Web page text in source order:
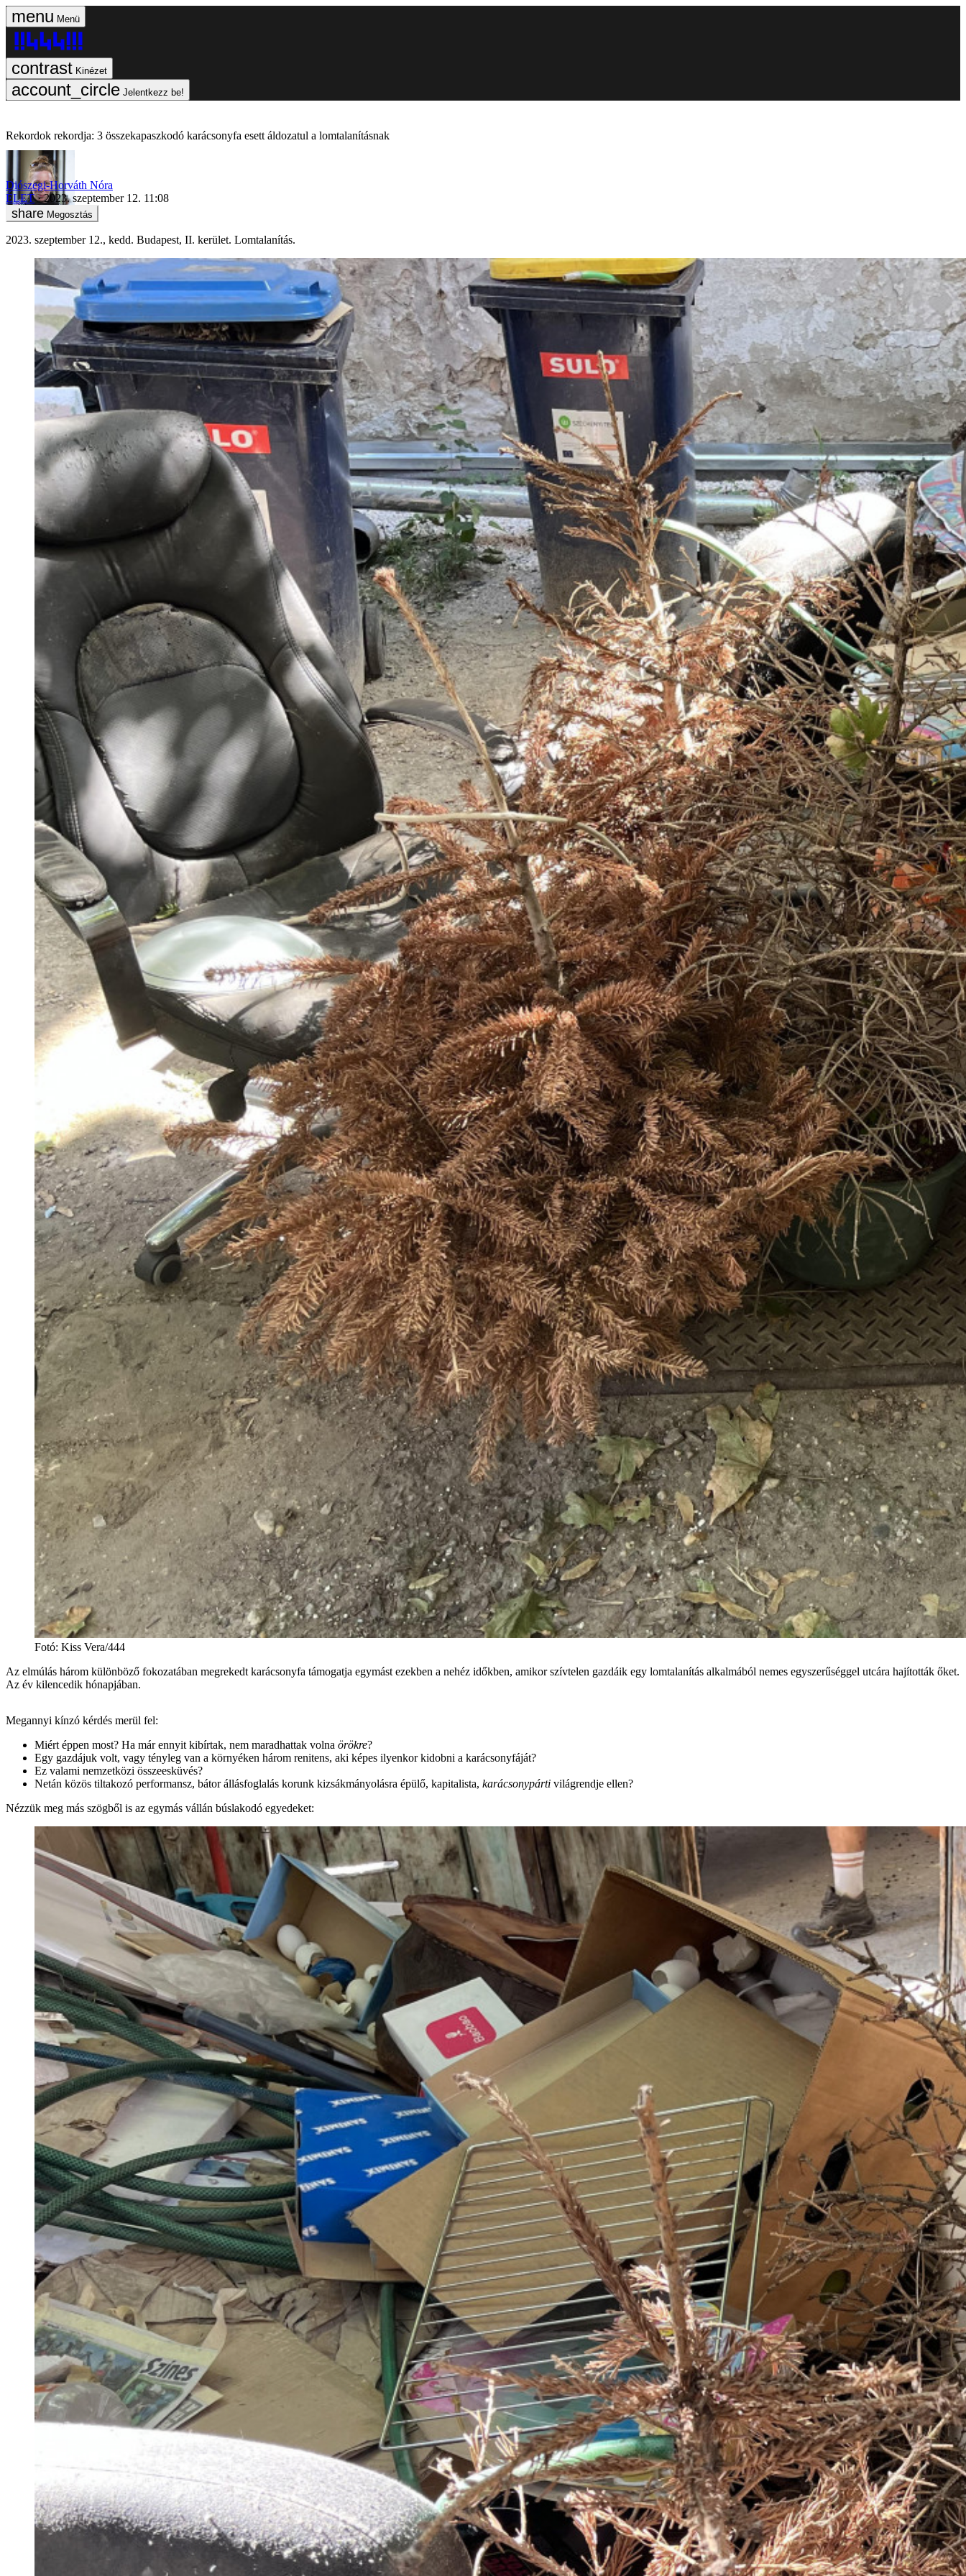
Menü
Kinézet
Jelentkezz be!
Rekordok rekordja: 3 összekapaszkodó karácsonyfa esett áldozatul a lomtalanításnak
Diószegi-Horváth Nóra
ÉLET
2023. szeptember 12. 11:08
Megosztás
2023. szeptember 12., kedd. Budapest, II. kerület. Lomtalanítás.
Fotó: Kiss Vera/444
Az elmúlás három különböző fokozatában megrekedt karácsonyfa támogatja egymást ezekben a nehéz időkben, amikor szívtelen gazdáik egy lomtalanítás alkalmából nemes egyszerűséggel utcára hajították őket.
Az év kilencedik hónapjában.
Megannyi kínzó kérdés merül fel:
Miért éppen most? Ha már ennyit kibírtak, nem maradhattak volna örökre?
Egy gazdájuk volt, vagy tényleg van a környéken három renitens, aki képes ilyenkor kidobni a karácsonyfáját?
Ez valami nemzetközi összeesküvés?
Netán közös tiltakozó performansz, bátor állásfoglalás korunk kizsákmányolásra épülő, kapitalista, karácsonypárti világrendje ellen?
Nézzük meg más szögből is az egymás vállán búslakodó egyedeket: